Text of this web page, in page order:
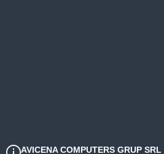
AVICENA COMPUTERS GRUP SRL